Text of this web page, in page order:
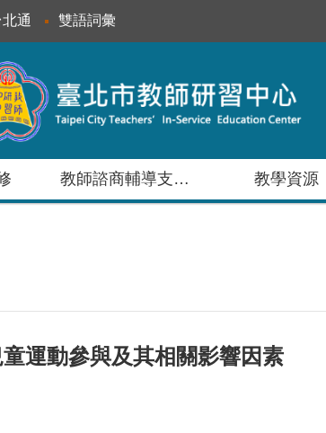
北通 雙語詞彙
教師諮商輔導支持服務 教學資源
運動參與及其相關影響因素